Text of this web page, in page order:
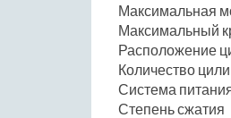
Максимальная
Максимальный
Расположение
Количество
Система
Степень сжатия